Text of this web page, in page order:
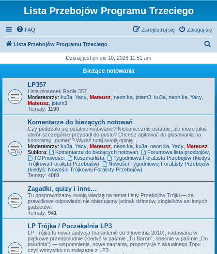
Lista Przebojów Programu Trzeciego
FAQ Zaloguj się
Zarejestruj się
Lista Przebojów Programu Trzeciego
k
Dzisiaj jest pn sie 10, 2026 11:51 am
Bieżące notowania
LP357
Lista piosenek Radia 357
Moderatorzy: ku3a Yacy Mateusz neon.ka jotem3 ku3a neon.ka Yacy
Mateusz jotem3
Tematy: 1190
Komentarze do bieżących notowań
Czy podobało się ostatnie notowanie? Niekoniecznie ostatnie, ale może jakiś
utwór szczególnie przypadł do gustu? Chcesz agitować do głosowania na
konkretny „numer”? Wyraź tutaj swoją opinię...
Moderatorzy: ku3a Yacy Mateusz neon.ka ku3a neon.ka Yacy Mateusz
Subfora:
Komentarze do bieżących notowań, Forumowa lista przebojów,
TOPnowości, Koszmarlista,
Tygodniowa ForaLista Przebojów (kiedyś:
Trójkowa Foralista Przebojów)
Nowości Tygodniowej ForaListy Przebojów
(kiedyś: Nowości Trójkowej Foralisty Przebojów)
Tematy: 4081
Zagadki, quizy i inne...
Tu posprawdzamy swoją wiedzę na temat Listy Przebojów Trójki — za
prawidłowe odpowiedzi nie obiecujemy jednak dżinsów, singielków ani innych
gadżetów!
Tematy: 941
LP Trójka / Poczekalnia LP3
LP Trójka to nowa audycja (na antenie od 9 kwietnia 2010), nadawana w
piątkowe przedpołudnie (kiedyś w paśmie „Tu Baron”, obecnie w paśmie „Do
południa”) — wspomnienia, nowe nagrania, propozycje z aktualnego Topu...
czyli wszystko co związane z LP3.